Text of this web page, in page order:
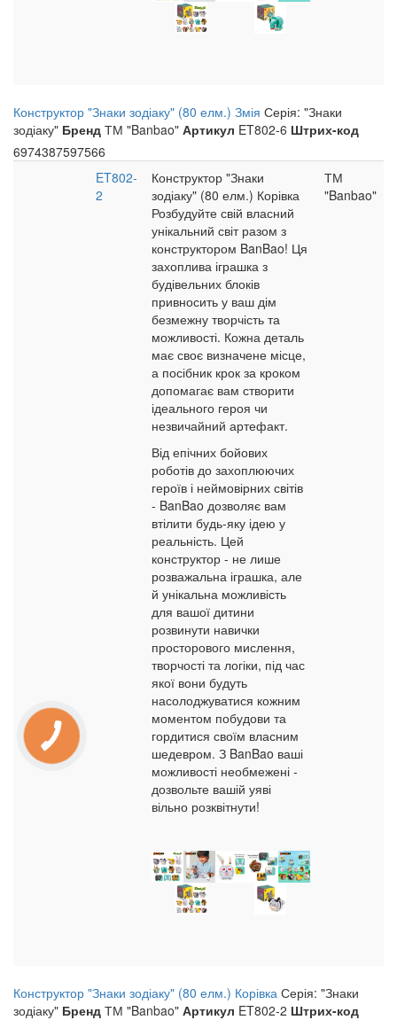
Конструктор "Знаки зодіаку" (80 елм.) Змія Серія: "Знаки
зодіаку" Бренд ТМ "Banbao" Артикул ET802-6 Штрих-код
6974387597566
ET802-
2
Конструктор "Знаки
зодіаку" (80 елм.) Корівка
Розбудуйте свій власний
унікальний світ разом з
конструктором BanBao! Ця
захоплива іграшка з
будівельних блоків
привносить у ваш дім
безмежну творчість та
можливості. Кожна деталь
має своє визначене місце,
а посібник крок за кроком
допомагає вам створити
ідеального героя чи
незвичайний артефакт.
Від епічних бойових
роботів до захоплюючих
героїв і неймовірних світів
- BanBao дозволяє вам
втілити будь-яку ідею у
реальність. Цей
конструктор - не лише
розважальна іграшка, але
й унікальна можливість
для вашої дитини
розвинути навички
просторового мислення,
творчості та логіки, під час
якої вони будуть
насолоджуватися кожним
моментом побудови та
гордитися своїм власним
шедевром. З BanBao ваші
можливості необмежені -
дозвольте вашій уяві
вільно розквітнути!
ТМ
"Banbao"
Конструктор "Знаки зодіаку" (80 елм.) Корівка Серія: "Знаки
зодіаку" Бренд ТМ "Banbao" Артикул ET802-2 Штрих-код